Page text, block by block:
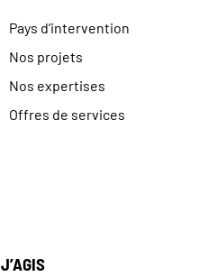
Pays d’intervention
Nos projets
Nos expertises
Offres de services
J’AGIS